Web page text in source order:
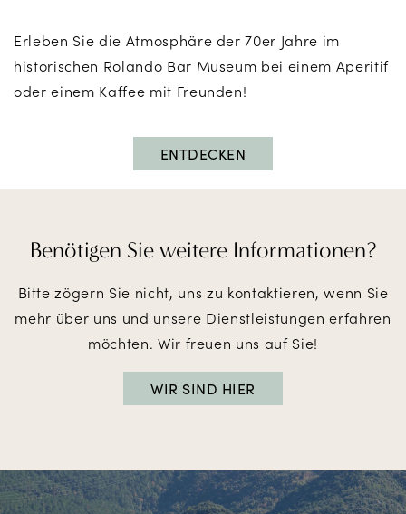
Erleben Sie die Atmosphäre der 70er Jahre im
historischen Rolando Bar Museum bei einem Aperitif
oder einem Kaffee mit Freunden!
ENTDECKEN
Benötigen Sie weitere Informationen?
Bitte zögern Sie nicht, uns zu kontaktieren, wenn Sie
mehr über uns und unsere Dienstleistungen erfahren
möchten. Wir freuen uns auf Sie!
WIR SIND HIER